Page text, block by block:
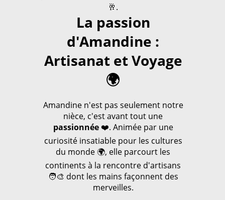
🥂.
La passion
d'Amandine :
Artisanat et Voyage
🌍
Amandine n'est pas seulement notre
nièce, c'est avant tout une
passionnée❤️. Animée par une
curiosité insatiable pour les cultures
du monde 🌍, elle parcourt les
continents à la rencontre d'artisans
🧑‍🎨 dont les mains façonnent des
merveilles.